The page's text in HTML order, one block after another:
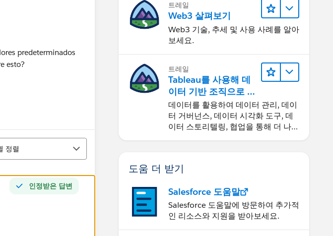
predeterminados
esto?
정렬
인정받은 답변
트레일
Web3 살펴보기
Web3 기술, 추세 및 사용 사례를 알아
보세요.
트레일
Tableau를 사용해 데
이터 기반 조직으로 거
듭나기
데이터를 활용하여 데이터 관리, 데이
터 거버넌스, 데이터 시각화 도구, 데
이터 스토리텔링, 협업을 통해 더 나은
도움 더 받기
Salesforce 도움말
Salesforce 도움말에 방문하여 추가적
인 리소스와 지원을 받아보세요.